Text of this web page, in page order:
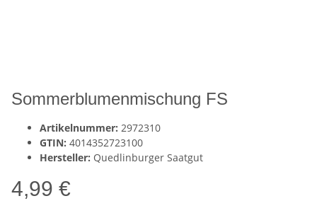
Sommerblumenmischung FS
Artikelnummer: 2972310
GTIN: 4014352723100
Hersteller: Quedlinburger Saatgut
4,99 €